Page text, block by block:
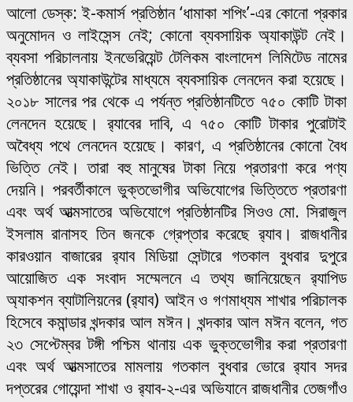
আলো ডেস্ক: ই-কমার্স প্রতিষ্ঠান ‘ধামাকা শপিং’-এর কোনো প্রকার
অনুমোদন ও লাইসেন্স নেই; কোনো ব্যবসায়িক অ্যাকাউন্ট নেই।
ব্যবসা পরিচালনায় ইনভেরিয়েন্ট টেলিকম বাংলাদেশ লিমিটেড নামের
প্রতিষ্ঠানের অ্যাকাউন্টের মাধ্যমে ব্যবসায়িক লেনদেন করা হয়েছে।
২০১৮ সালের পর থেকে এ পর্যন্ত প্রতিষ্ঠানটিতে ৭৫০ কোটি টাকা
লেনদেন হয়েছে। র‌্যাবের দাবি, এ ৭৫০ কোটি টাকার পুরোটাই
অবৈধ্য পথে লেনদেন হয়েছে। কারণ, এ প্রতিষ্ঠানের কোনো বৈধ
ভিত্তি নেই। তারা বহু মানুষের টাকা নিয়ে প্রতারণা করে পণ্য
দেয়নি। পরবর্তীকালে ভুক্তভোগীর অভিযোগের ভিত্তিতে প্রতারণা
এবং অর্থ আত্মসাতের অভিযোগে প্রতিষ্ঠানটির সিওও মো. সিরাজুল
ইসলাম রানাসহ তিন জনকে গ্রেপ্তার করেছে র‌্যাব। রাজধানীর
কারওয়ান বাজারের র‌্যাব মিডিয়া সেন্টারে গতকাল বুধবার দুপুরে
আয়োজিত এক সংবাদ সম্মেলনে এ তথ্য জানিয়েছেন র‌্যাপিড
অ্যাকশন ব্যাটালিয়নের (র‌্যাব) আইন ও গণমাধ্যম শাখার পরিচালক
হিসেবে কমান্ডার খন্দকার আল মঈন। খন্দকার আল মঈন বলেন, গত
২৩ সেপ্টেম্বর টঙ্গী পশ্চিম থানায় এক ভুক্তভোগীর করা প্রতারণা
এবং অর্থ আত্মসাতের মামলায় গতকাল বুধবার ভোরে র‌্যাব সদর
দপ্তরের গোয়েন্দা শাখা ও র‌্যাব-২-এর অভিযানে রাজধানীর তেজগাঁও